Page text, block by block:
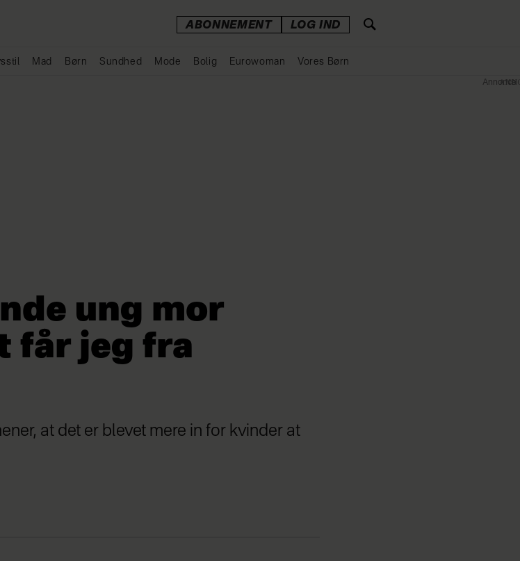
ABONNEMENT LOG IND
Mad Børn Sundhed Mode Bolig Eurowoman Vores Børn
ung mor
får jeg fra
at det er blevet mere in for kvinder at
Annonce